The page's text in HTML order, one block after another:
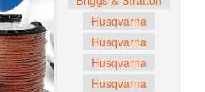
Husqvarna
Husqvarna
Husqvarna
Husqvarna